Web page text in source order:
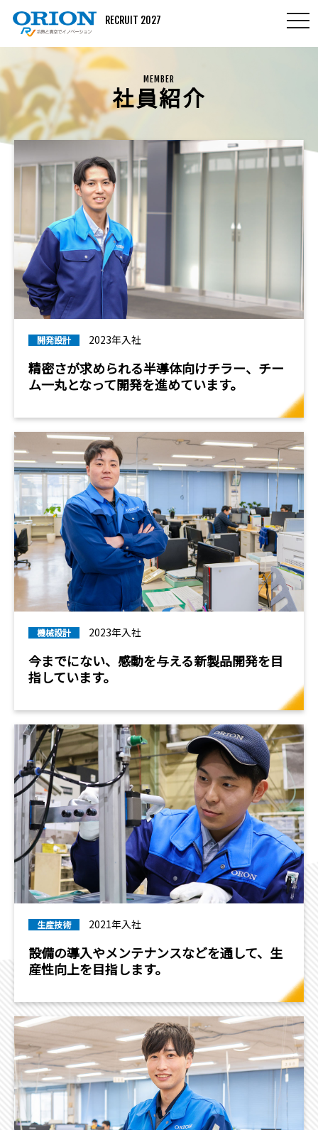
RECRUIT 2027
MEMBER
社員紹介
開発設計 2023年入社
精密さが求められる半導体向けチラー、チー
ム一丸となって開発を進めています。
機械設計 2023年入社
今までにない、感動を与える新製品開発を目
指しています。
生産技術 2021年入社
設備の導入やメンテナンスなどを通して、生
産性向上を目指します。